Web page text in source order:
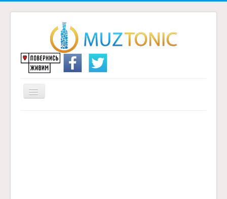
Перемикач
навігації